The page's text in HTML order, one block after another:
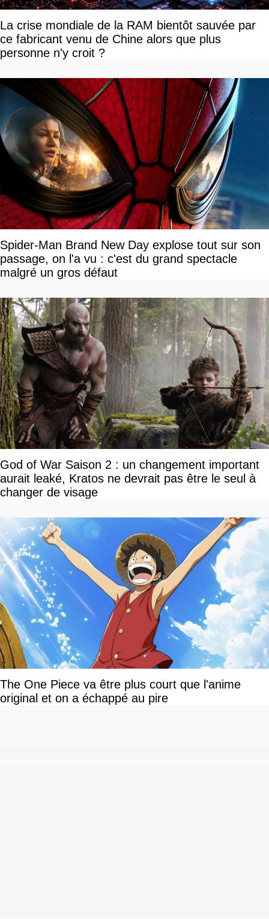
La crise mondiale de la RAM bientôt sauvée par
ce fabricant venu de Chine alors que plus
personne n'y croit ?
Spider-Man Brand New Day explose tout sur son
passage, on l'a vu : c'est du grand spectacle
malgré un gros défaut
God of War Saison 2 : un changement important
aurait leaké, Kratos ne devrait pas être le seul à
changer de visage
The One Piece va être plus court que l'anime
original et on a échappé au pire